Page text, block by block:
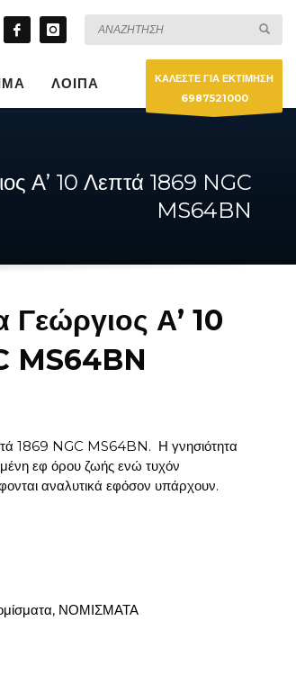
ΛΟΙΠΑ
ΚΑΛΕΣΤΕ ΓΙΑ ΕΚΤΙΜΗΣΗ
6987521000
Α’ 10 Λεπτά 1869 NGC
MS64BN
Α’ 10
MS64BN
1869 NGC MS64BN. Η γνησιότητα
εφ όρου ζωής ενώ τυχόν
αναλυτικά εφόσον υπάρχουν.
, ΝΟΜΙΣΜΑΤΑ